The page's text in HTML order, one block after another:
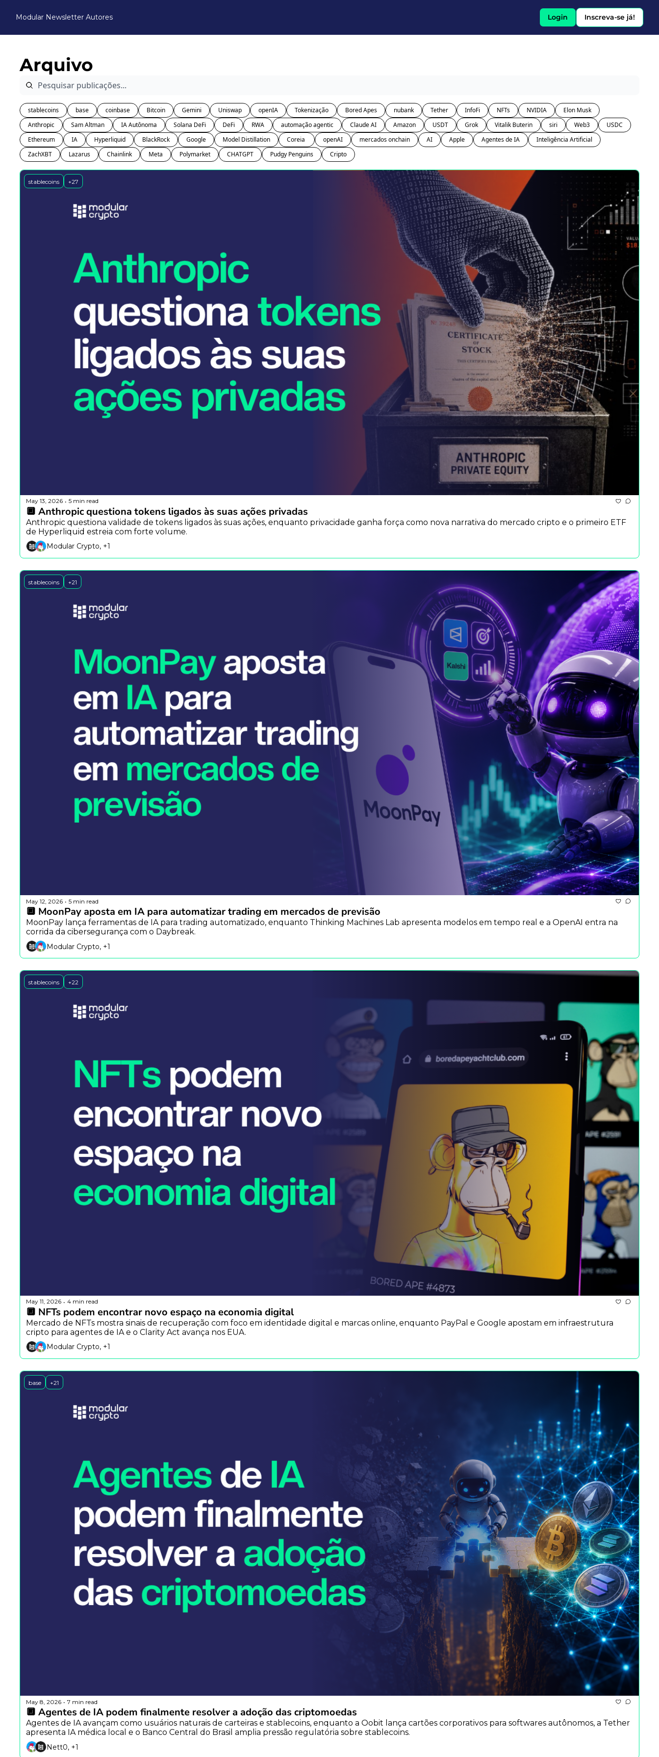
Modular Newsletter Autores Login Inscreva-se já!
Arquivo
stablecoins base coinbase Bitcoin Gemini Uniswap openIA Tokenização Bored Apes nubank Tether InfoFi NFTs NVIDIA
Elon Musk
Anthropic
Sam Altman IA Autônoma Solana DeFi DeFi RWA automação agentic Claude AI Amazon USDT Grok Vitalik Buterin siri Web3
USDC
Ethereum
IA Hyperliquid BlackRock Google Model Distillation openAI mercados onchain AI Apple Agentes de IA
Inteligência Artificial
ZachXBT
Lazarus Chainlink Meta Polymarket CHATGPT Pudgy Penguins Cripto
stablecoins +27
May 13, 2026 • 5 min read
🔲 Anthropic questiona tokens ligados às suas ações privadas
Anthropic questiona validade de tokens ligados às suas ações, enquanto privacidade ganha força como nova narrativa do mercado cripto e o primeiro ETF
de Hyperliquid estreia com forte volume.
Modular Crypto, +1
stablecoins +21
May 12, 2026 • 5 min read
🔲 MoonPay aposta em IA para automatizar trading em mercados de previsão
MoonPay lança ferramentas de IA para trading automatizado, enquanto Thinking Machines Lab apresenta modelos em tempo real e a OpenAI entra na
corrida da cibersegurança com o Daybreak.
Modular Crypto, +1
stablecoins +22
May 11, 2026 • 4 min read
🔲 NFTs podem encontrar novo espaço na economia digital
Mercado de NFTs mostra sinais de recuperação com foco em identidade digital e marcas online, enquanto PayPal e Google apostam em infraestrutura
cripto para agentes de IA e o Clarity Act avança nos EUA.
Modular Crypto, +1
base +21
May 8, 2026 • 7 min read
🔲 Agentes de IA podem finalmente resolver a adoção das criptomoedas
Agentes de IA avançam como usuários naturais de carteiras e stablecoins, enquanto a Oobit lança cartões corporativos para softwares autônomos, a Tether
apresenta IA médica local e o Banco Central do Brasil amplia pressão regulatória sobre stablecoins.
Nett0, +1